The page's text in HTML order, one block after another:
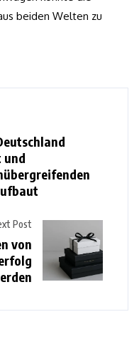
beiden Welten zu
und
Post
von